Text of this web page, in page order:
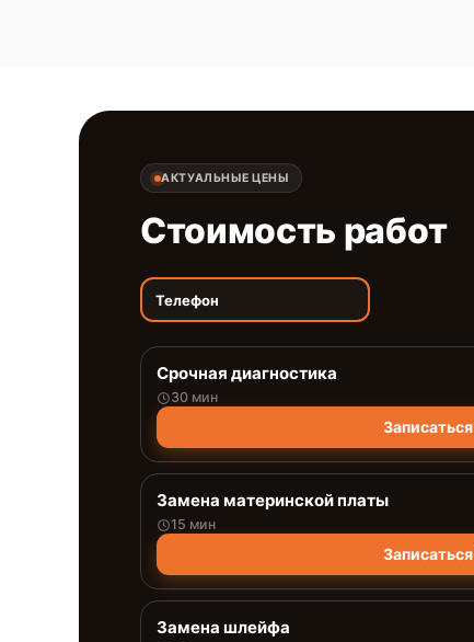
АКТУАЛЬНЫЕ ЦЕНЫ
Стоимость работ
Телефон
Срочная диагностика
30 мин
Записаться
Замена материнской платы
15 мин
Записаться
Замена шлейфа